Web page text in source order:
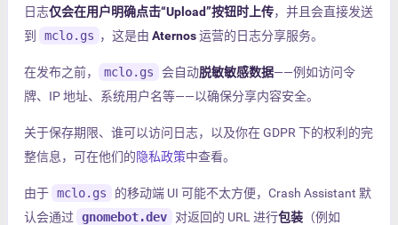
日志仅会在用户明确点击“Upload”按钮时上传，并且会直接发送
到
mclo.gs ，这是由 Aternos运营的日志分享服务。
在发布之前， mclo.gs 会自动脱敏敏感数据——例如访问令
牌、IP 地址、系统用户名等——以确保分享内容安全。
关于保存期限、谁可以访问日志，以及你在 GDPR 下的权利的完
整信息，可在他们的隐私政策中查看。
由于 mclo.gs
的移动端 UI 可能不太方便，Crash Assistant 默
认会通过
gnomebot.dev 对返回的 URL 进行包装 （例如